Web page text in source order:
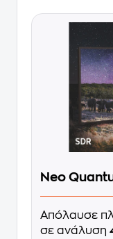
Neo
Απόλαυσε
σε ανάλυση